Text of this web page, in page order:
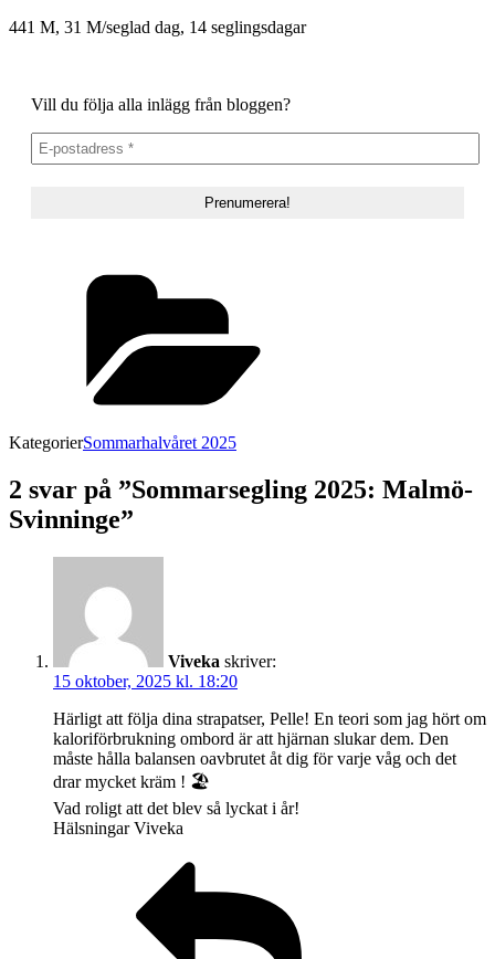
441 M, 31 M/seglad dag, 14 seglingsdagar
Vill du följa alla inlägg från bloggen?
KategorierSommarhalvåret 2025
2 svar på ”Sommarsegling 2025: Malmö-
Svinninge”
Viveka skriver:
15 oktober, 2025 kl. 18:20
Härligt att följa dina strapatser, Pelle! En teori som jag hört om
kaloriförbrukning ombord är att hjärnan slukar dem. Den
måste hålla balansen oavbrutet åt dig för varje våg och det
drar mycket kräm ! 🏖
Vad roligt att det blev så lyckat i år!
Hälsningar Viveka